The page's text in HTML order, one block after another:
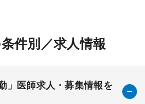
件別／求人情報
」医師求人・募集情報を